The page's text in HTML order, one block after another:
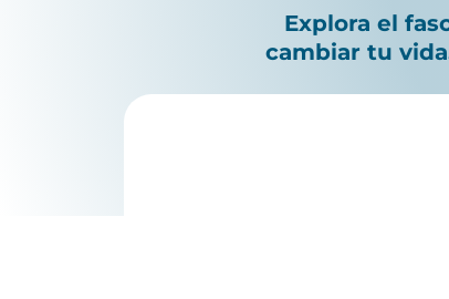
Explora el
cambiar tu